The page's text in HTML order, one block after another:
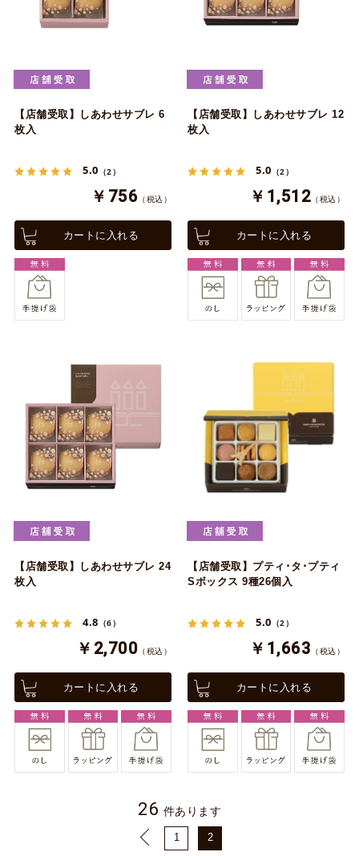
【店舗受取】しあわせサブレ 6
枚入
5.0 （2）
￥756 （税込）
カートに入れる
【店舗受取】しあわせサブレ 12
枚入
5.0 （2）
￥1,512 （税込）
カートに入れる
【店舗受取】しあわせサブレ 24
枚入
4.8 （6）
￥2,700 （税込）
カートに入れる
【店舗受取】プティ･タ･プティ
Sボックス 9種26個入
5.0 （2）
￥1,663 （税込）
カートに入れる
26 件あります
1 2